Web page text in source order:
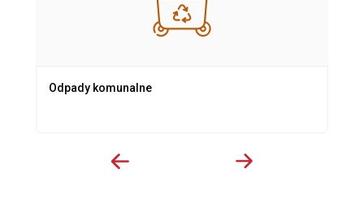
Odpady komunalne